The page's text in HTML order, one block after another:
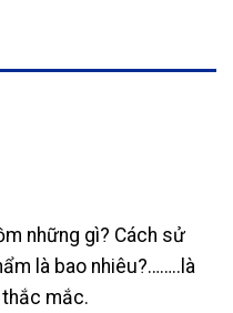
những gì? Cách sử
là bao nhiêu?……..là
mắc.